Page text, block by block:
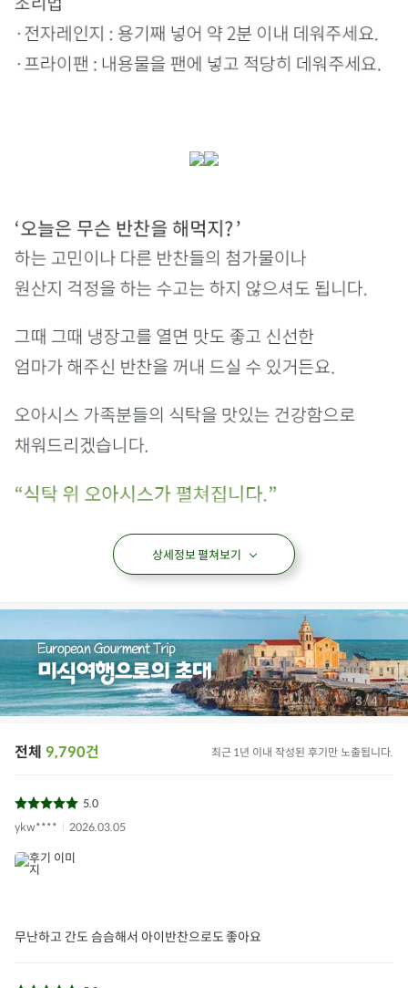
상세정보 펼쳐보기
4/4
전체 9,790건 최근 1년 이내 작성된 후기만 노출됩니다.
5.0
ykw****
2026.03.05
무난하고 간도 슴슴해서 아이반찬으로도 좋아요